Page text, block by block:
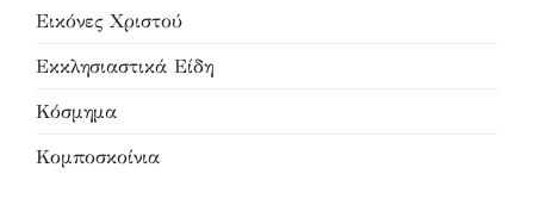
Εικόνες Χριστού
Εκκλησιαστικά Είδη
Κόσμημα
Κομποσκοίνια